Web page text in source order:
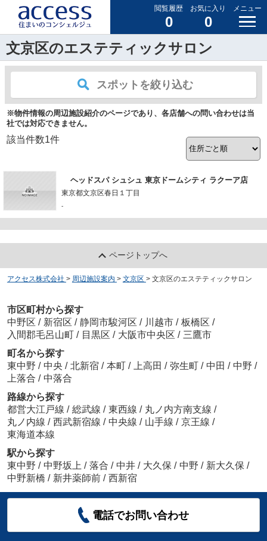
閲覧履歴
0
お気に入り
0
メニュー
文京区のエステティックサロン
スポットを絞り込む
※物件情報の周辺施設紹介のページであり、各店舗への問い合わせは当
社では対応できません。
該当件数1件
ヘッドスパ シュシュ 東京ドームシティ ラクーア店
東京都文京区春日１丁目
-
ページトップへ
アクセス株式会社 > 周辺施設案内 > 文京区 > 文京区のエステティックサロン
市区町村から探す
中野区 / 新宿区 / 静岡市駿河区 / 川越市 / 板橋区 /
入間郡毛呂山町 / 目黒区 / 大阪市中央区 / 三鷹市
町名から探す
東中野 / 中央 / 北新宿 / 本町 / 上高田 / 弥生町 / 中田 / 中野 /
上落合 / 中落合
路線から探す
都営大江戸線 / 総武線 / 東西線 / 丸ノ内方南支線 /
丸ノ内線 / 西武新宿線 / 中央線 / 山手線 / 京王線 /
東海道本線
駅から探す
東中野 / 中野坂上 / 落合 / 中井 / 大久保 / 中野 / 新大久保 /
中野新橋 / 新井薬師前 / 西新宿
電話でお問い合わせ